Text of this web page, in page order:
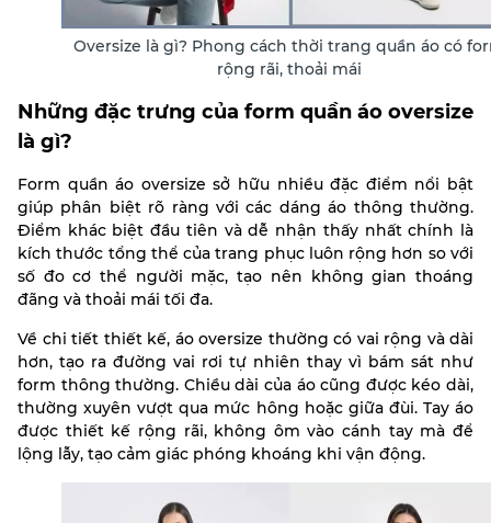
Oversize là gì? Phong cách thời trang quần áo có
rộng rãi, thoải mái
Những đặc trưng của form quần áo oversize
là gì?
Form quần áo oversize sở hữu nhiều đặc điểm nổi bật
giúp phân biệt rõ ràng với các dáng áo thông thường.
Điểm khác biệt đầu tiên và dễ nhận thấy nhất chính là
kích thước tổng thể của trang phục luôn rộng hơn so với
số đo cơ thể người mặc, tạo nên không gian thoáng
đãng và thoải mái tối đa.
Về chi tiết thiết kế, áo oversize thường có vai rộng và dài
hơn, tạo ra đường vai rơi tự nhiên thay vì bám sát như
form thông thường. Chiều dài của áo cũng được kéo dài,
thường xuyên vượt qua mức hông hoặc giữa đùi. Tay áo
được thiết kế rộng rãi, không ôm vào cánh tay mà để
lộng lẫy, tạo cảm giác phóng khoáng khi vận động.